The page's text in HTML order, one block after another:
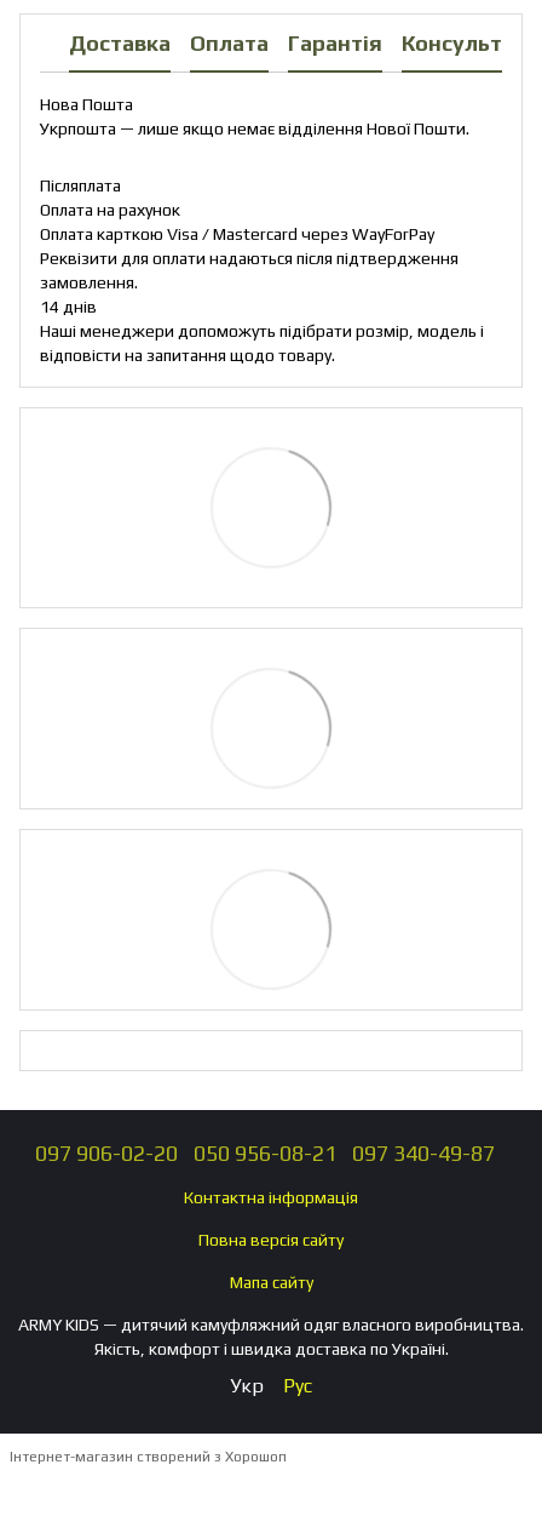
Доставка Оплата Гарантія
Нова Пошта
Укрпошта — лише якщо немає відділення Нової Пошти.
Післяплата
Оплата на рахунок
Оплата карткою Visa / Mastercard через WayForPay
Реквізити для оплати надаються після підтвердження
замовлення.
14 днів
Наші менеджери допоможуть підібрати розмір, модель і
відповісти на запитання щодо товару.
097 906-02-20 050 956-08-21 097 340-49-87
Контактна інформація
Повна версія сайту
Мапа сайту
ARMY KIDS — дитячий камуфляжний одяг власного виробництва.
Якість, комфорт і швидка доставка по Україні.
Укр Рус
Інтернет-магазин створений з Хорошоп